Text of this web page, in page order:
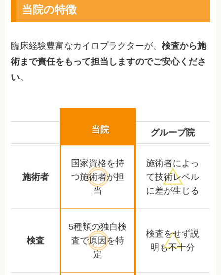
当院の特徴
臨床経験豊富なカイロプラクターが、検査から施
術まで責任をもって担当しますのでご安心くださ
い。
当院 グループ院
施術者
国家資格を持
つ施術者が担
当
施術者によっ
て技術レベル
に差が生じる
検査
5種類の独自検
査で原因を特
定
検査をせず説
明も不十分